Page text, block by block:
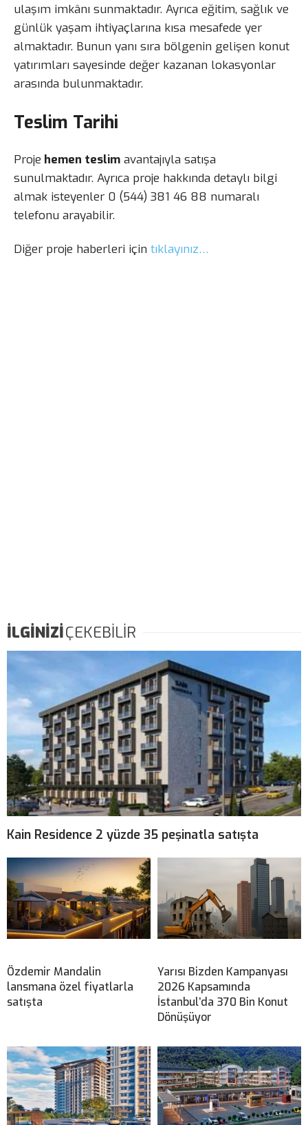
ulaşım imkânı sunmaktadır. Ayrıca eğitim, sağlık ve
günlük yaşam ihtiyaçlarına kısa mesafede yer
almaktadır. Bunun yanı sıra bölgenin gelişen konut
yatırımları sayesinde değer kazanan lokasyonlar
arasında bulunmaktadır.
Teslim Tarihi
Proje hemen teslim avantajıyla satışa
sunulmaktadır. Ayrıca proje hakkında detaylı bilgi
almak isteyenler 0 (544) 381 46 88 numaralı
telefonu arayabilir.
Diğer proje haberleri için tıklayınız…
İLGİNİZİÇEKEBİLİR
Kain Residence 2 yüzde 35 peşinatla satışta
Özdemir Mandalin
lansmana özel fiyatlarla
satışta
Yarısı Bizden Kampanyası
2026 Kapsamında
İstanbul’da 370 Bin Konut
Dönüşüyor